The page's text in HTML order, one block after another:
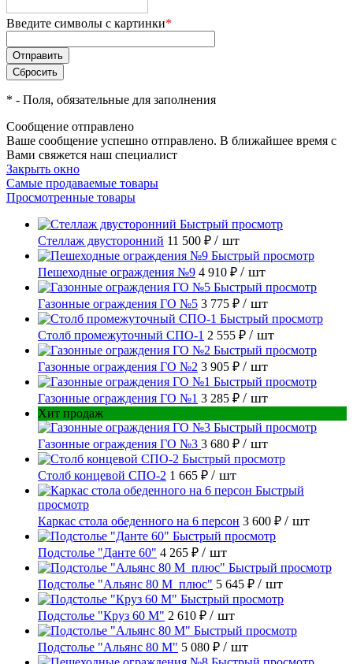
Введите символы с картинки*
* - Поля, обязательные для заполнения
Сообщение отправлено
Ваше сообщение успешно отправлено. В ближайшее время с
Вами свяжется наш специалист
Закрыть окно
Самые продаваемые товары
Просмотренные товары
Быстрый просмотр
Стеллаж двусторонний 11 500 ₽ / шт
Быстрый просмотр
Пешеходные ограждения №9 4 910 ₽ / шт
Быстрый просмотр
Газонные ограждения ГО №5 3 775 ₽ / шт
Быстрый просмотр
Столб промежуточный СПО-1 2 555 ₽ / шт
Быстрый просмотр
Газонные ограждения ГО №2 3 905 ₽ / шт
Быстрый просмотр
Газонные ограждения ГО №1 3 285 ₽ / шт
Хит продаж
Быстрый просмотр
Газонные ограждения ГО №3 3 680 ₽ / шт
Быстрый просмотр
Столб концевой СПО-2 1 665 ₽ / шт
Быстрый
просмотр
Каркас стола обеденного на 6 персон 3 600 ₽ / шт
Быстрый просмотр
Подстолье "Данте 60" 4 265 ₽ / шт
Быстрый просмотр
Подстолье "Альянс 80 М_плюс" 5 645 ₽ / шт
Быстрый просмотр
Подстолье "Круз 60 М" 2 610 ₽ / шт
Быстрый просмотр
Подстолье "Альянс 80 М" 5 080 ₽ / шт